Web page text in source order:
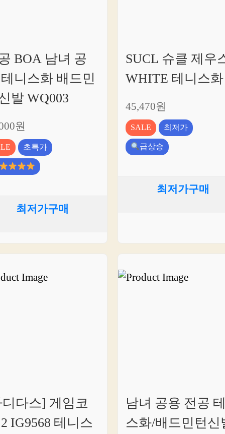
를
클
릭
세
요.
BOA 남녀 공
니스화 배드민
발 WQ003
원
초특가
최저가구매
SUCL 슈클 제우
WHITE 테니스화
45,470원
SALE
최저가
급상승
최저가구매
다스] 게임코
IG9568 테니스
남녀 공용 전공
스화/배드민턴신